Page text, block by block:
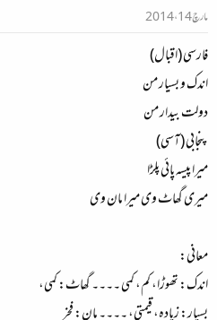
مارچ 14، 2014
فارسی (اقبال)
اندک و بسیار من
دولت بیدار من
پنجابی (آسی)
میرا پیسہ پائی پلڑا
میری گھاٹ وی میرا مان وی
معانی:
اندک: تھوڑا، کم، کمی ۔۔۔۔ گھاٹ: کمی،
بسیار: زیادہ، قیمتی، ۔۔۔۔ مان: فخر